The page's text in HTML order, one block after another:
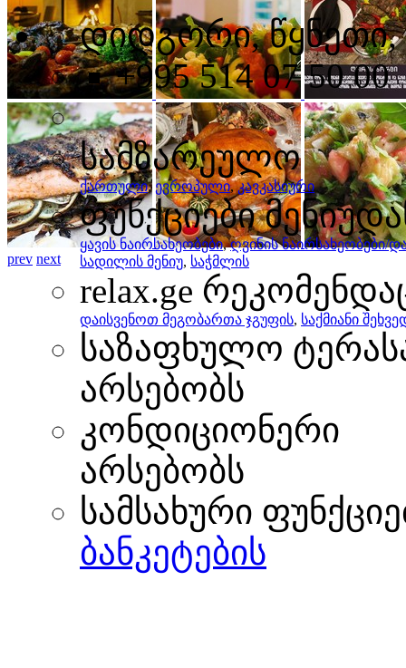
prev next
დიდგორი, წყნეთი,
+995 514 07 50 00
სამზარეულო
ქართული, ევროპული,კავკასიური
ფუნქციები
ყავის ნაირსახეობები,ღვინის ნაირსახეობები/
სადილის მენიუ, საჭმლის
relax.ge
დაისვენოთ მეგობართა ჯგუფის, საქმიანი
საზაფხულო
არსებობს
კონდიციონერი
არსებობს
სამსახური
ბანკეტების